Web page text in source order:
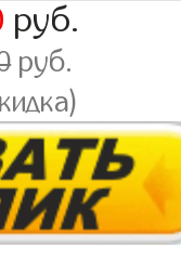
руб.
руб.